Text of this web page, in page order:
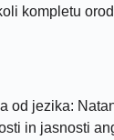
kompletu
od jezika:
in jasnosti